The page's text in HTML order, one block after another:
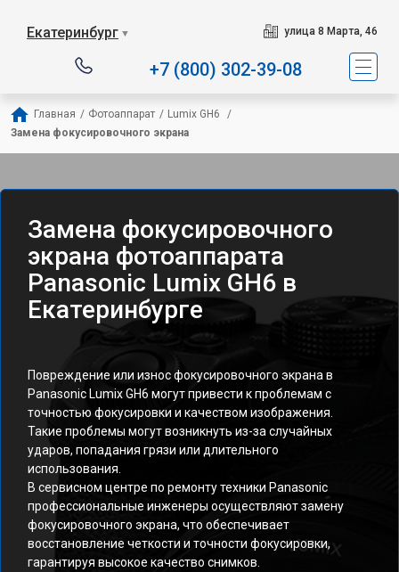
Екатеринбург ▼ улица 8 Марта, 46
+7 (800) 302-39-08
Главная / Фотоаппарат / Lumix GH6
/
Замена фокусировочного экрана
Замена фокусировочного
экрана фотоаппарата
Panasonic Lumix GH6 в
Екатеринбурге
Повреждение или износ фокусировочного экрана в
Panasonic Lumix GH6 могут привести к проблемам с
точностью фокусировки и качеством изображения.
Такие проблемы могут возникнуть из-за случайных
ударов, попадания грязи или длительного
использования.
В сервисном центре по ремонту техники Panasonic
профессиональные инженеры осуществляют замену
фокусировочного экрана, что обеспечивает
восстановление четкости и точности фокусировки,
гарантируя высокое качество снимков.